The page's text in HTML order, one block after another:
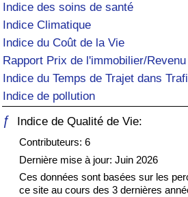
Indice des soins de santé
Indice Climatique
Indice du Coût de la Vie
Rapport Prix de l'immobilier/Revenu
Indice du Temps de Trajet dans
Indice de pollution
ƒ Indice de Qualité de Vie:
Contributeurs: 6
Dernière mise à jour: Juin 2026
Ces données sont basées sur les
ce site au cours des 3 dernières
Indice du coût de la vie par pays
à Akaba
Indice des Prix de l'immobilier par
Indice de qualité de vie par pays
Criminalité
Indice de Criminalité (Actuel)
Indice de Criminalité
Soins de santé